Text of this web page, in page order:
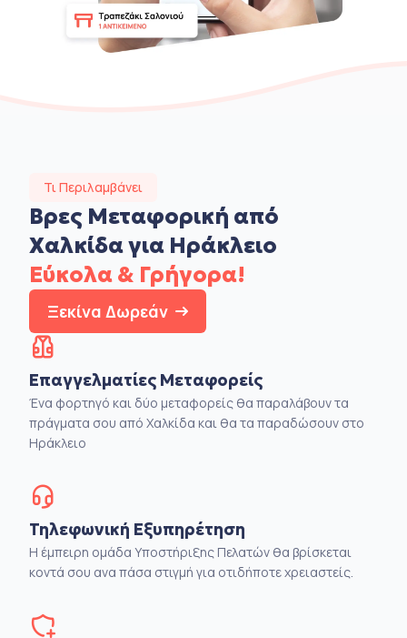
Τι Περιλαμβάνει
Βρες Μεταφορική από
Χαλκίδα για Ηράκλειο
Εύκολα & Γρήγορα!
Ξεκίνα Δωρεάν
Επαγγελματίες Μεταφορείς
Ένα φορτηγό και δύο μεταφορείς θα παραλάβουν τα
πράγματα σου από Χαλκίδα και θα τα παραδώσουν στο
Ηράκλειο
Τηλεφωνική Εξυπηρέτηση
Η έμπειρη ομάδα Υποστήριξης Πελατών θα βρίσκεται
κοντά σου ανα πάσα στιγμή για οτιδήποτε χρειαστείς.